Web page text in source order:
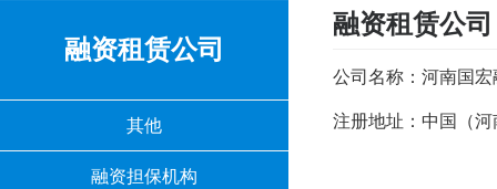
融资租赁公司
其他
融资担保机构
融资租赁公司
公司名称：河南国
注册地址：中国（